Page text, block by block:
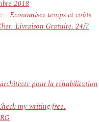
2018
Économisez temps et coûts
Livraison Gratuite. 24/7
pour la réhabilitation
my writing free.